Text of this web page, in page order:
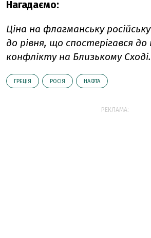
Нагадаємо:
Ціна на флагманську
до рівня, що спостерігався
конфлікту на Близькому Сході.
ГРЕЦІЯ РОСІЯ НАФТА
РЕКЛАМА: